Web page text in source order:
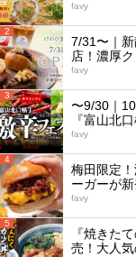
favy
2
7/31〜｜
店！濃厚
favy
3
〜9/30｜
『富山北
favy
4
梅田限定
ーガーが新
favy
5
『焼きた
売！大人